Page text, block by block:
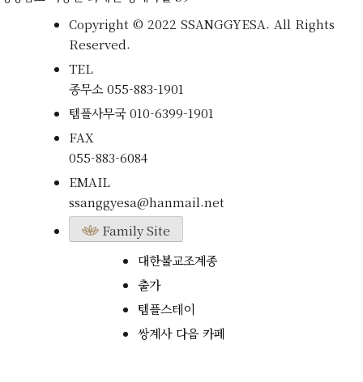
Copyright © 2022 SSANGGYESA. All Rights
Reserved.
TEL
종무소055-883-1901
템플사무국010-6399-1901
FAX
055-883-6084
EMAIL
ssanggyesa@hanmail.net
Family Site
대한불교조계종
출가
템플스테이
쌍계사 다음 카페